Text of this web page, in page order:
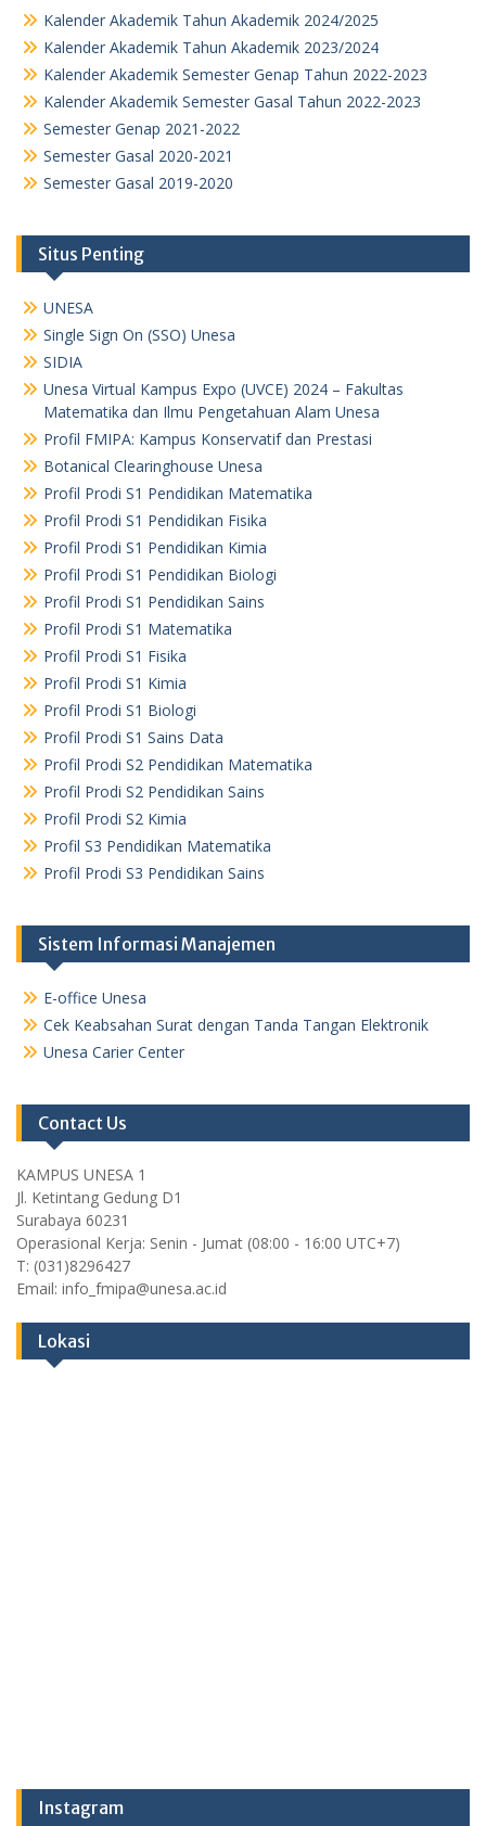
Kalender Akademik Tahun Akademik 2024/2025
Kalender Akademik Tahun Akademik 2023/2024
Kalender Akademik Semester Genap Tahun 2022-2023
Kalender Akademik Semester Gasal Tahun 2022-2023
Semester Genap 2021-2022
Semester Gasal 2020-2021
Semester Gasal 2019-2020
Situs Penting
UNESA
Single Sign On (SSO) Unesa
SIDIA
Unesa Virtual Kampus Expo (UVCE) 2024 – Fakultas
Matematika dan Ilmu Pengetahuan Alam Unesa
Profil FMIPA: Kampus Konservatif dan Prestasi
Botanical Clearinghouse Unesa
Profil Prodi S1 Pendidikan Matematika
Profil Prodi S1 Pendidikan Fisika
Profil Prodi S1 Pendidikan Kimia
Profil Prodi S1 Pendidikan Biologi
Profil Prodi S1 Pendidikan Sains
Profil Prodi S1 Matematika
Profil Prodi S1 Fisika
Profil Prodi S1 Kimia
Profil Prodi S1 Biologi
Profil Prodi S1 Sains Data
Profil Prodi S2 Pendidikan Matematika
Profil Prodi S2 Pendidikan Sains
Profil Prodi S2 Kimia
Profil S3 Pendidikan Matematika
Profil Prodi S3 Pendidikan Sains
Sistem Informasi Manajemen
E-office Unesa
Cek Keabsahan Surat dengan Tanda Tangan Elektronik
Unesa Carier Center
Contact Us
KAMPUS UNESA 1
Jl. Ketintang Gedung D1
Surabaya 60231
Operasional Kerja: Senin - Jumat (08:00 - 16:00 UTC+7)
T: (031)8296427
Email: info_fmipa@unesa.ac.id
Lokasi
Instagram